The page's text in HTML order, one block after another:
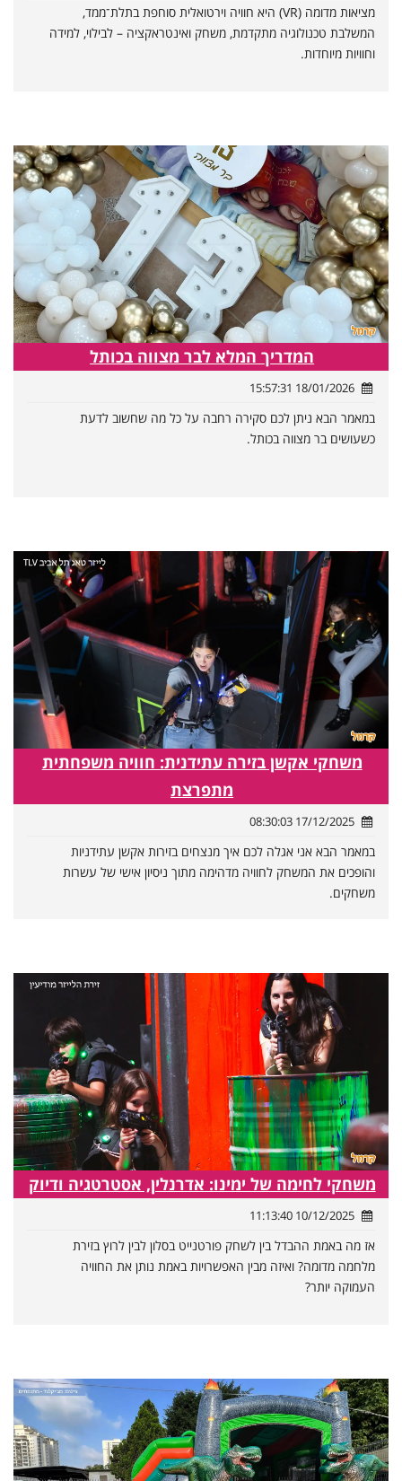
מציאות מדומה (VR) היא חוויה וירטואלית סוחפת בתלת־ממד,
המשלבת טכנולוגיה מתקדמת, משחק ואינטראקציה – לבילוי, למידה
וחוויות מיוחדות.
המדריך המלא לבר מצווה בכותל
18/01/2026 15:57:31
במאמר הבא ניתן לכם סקירה רחבה על כל מה שחשוב לדעת
כשעושים בר מצווה בכותל.
משחקי אקשן בזירה עתידנית: חוויה משפחתית
מתפרצת
17/12/2025 08:30:03
במאמר הבא אני אגלה לכם איך מנצחים בזירות אקשן עתידניות
והופכים את המשחק לחוויה מדהימה מתוך ניסיון אישי של עשרות
משחקים.
משחקי לחימה של ימינו: אדרנלין, אסטרטגיה ודיוק
10/12/2025 11:13:40
אז מה באמת ההבדל בין לשחק פורטנייט בסלון לבין לרוץ בזירת
מלחמה מדומה? ואיזה מבין האפשרויות באמת נותן את החוויה
העמוקה יותר?